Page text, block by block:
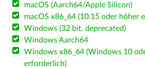
macOS (Aarch64/Apple Silicon)
macOS x86_64 (10.15 oder höher
Windows (32 bit, deprecated)
Windows Aarch64
Windows x86_64 (Windows 10
erforderlich)